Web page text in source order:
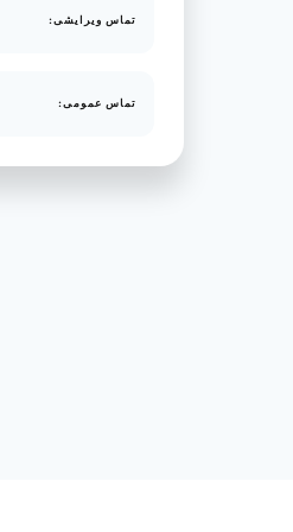
تماس ویرایشی:
تماس عمومی: